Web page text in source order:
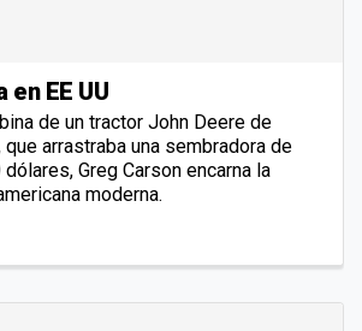
EE UU
de un tractor John Deere de
arrastraba una sembradora de
Greg Carson encarna la
moderna.